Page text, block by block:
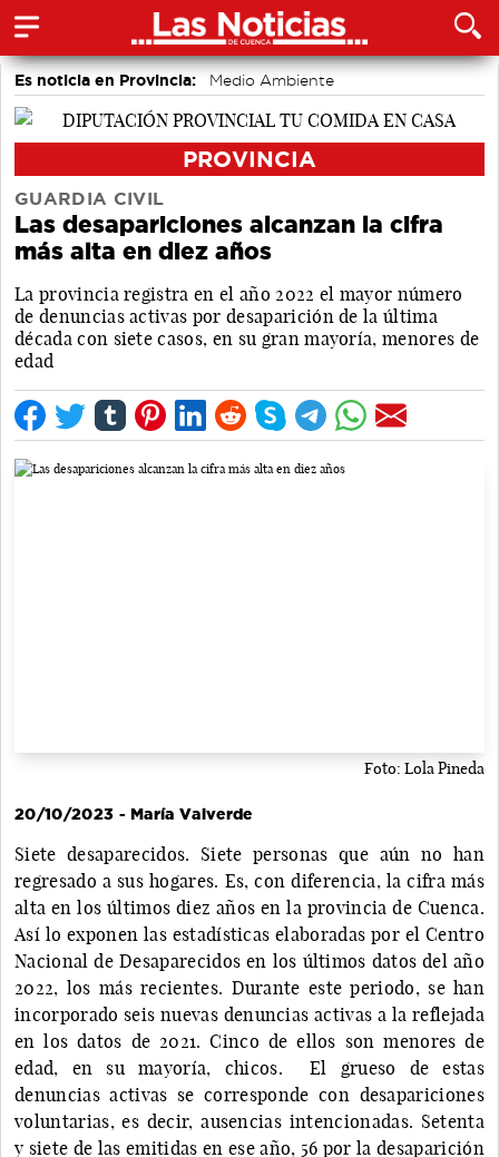
Es noticia en Provincia:
Medio Ambiente
accidentes laborales
PROVINCIA
GUARDIA CIVIL
Las desapariciones alcanzan la cifra
más alta en diez años
La provincia registra en el año 2022 el mayor número
de denuncias activas por desaparición de la última
década con siete casos, en su gran mayoría, menores de
edad
Foto: Lola Pineda
20/10/2023 - María Valverde
Siete desaparecidos. Siete personas que aún no han
regresado a sus hogares. Es, con diferencia, la cifra más
alta en los últimos diez años en la provincia de Cuenca.
Así lo exponen las estadísticas elaboradas por el Centro
Nacional de Desaparecidos en los últimos datos del año
2022, los más recientes. Durante este periodo, se han
incorporado seis nuevas denuncias activas a la reflejada
en los datos de 2021. Cinco de ellos son menores de
edad, en su mayoría, chicos. El grueso de estas
denuncias activas se corresponde con desapariciones
voluntarias, es decir, ausencias intencionadas. Setenta
y siete de las emitidas en ese año, 56 por la desaparición